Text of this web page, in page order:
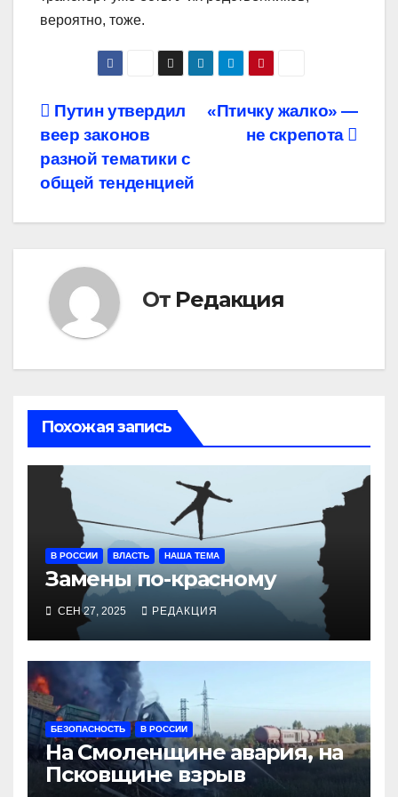
вероятно, тоже.
Навигация
по
записям
«Птичку жалко» —
не скрепота
Путин утвердил
веер законов
разной тематики с
общей тенденцией
От Редакция
Похожая запись
В РОССИИ ВЛАСТЬ НАША ТЕМА
Замены по-красному
СЕН 27, 2025 РЕДАКЦИЯ
БЕЗОПАСНОСТЬ В РОССИИ
На Смоленщине авария, на
Псковщине взрыв